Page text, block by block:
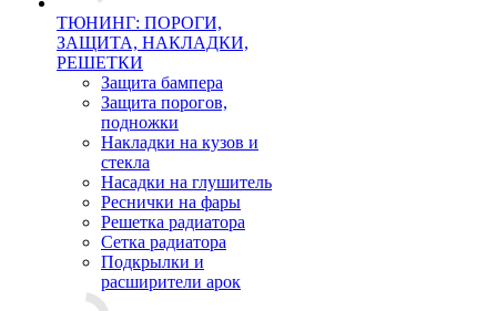
ТЮНИНГ: ПОРОГИ,
ЗАЩИТА, НАКЛАДКИ,
РЕШЕТКИ
Защита бампера
Защита порогов,
подножки
Накладки на кузов и
стекла
Насадки на глушитель
Реснички на фары
Решетка радиатора
Сетка радиатора
Подкрылки и
расширители арок